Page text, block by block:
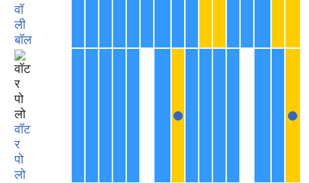
वॉ
ली
बॉल
वॉट
र
पो
लो
● ●